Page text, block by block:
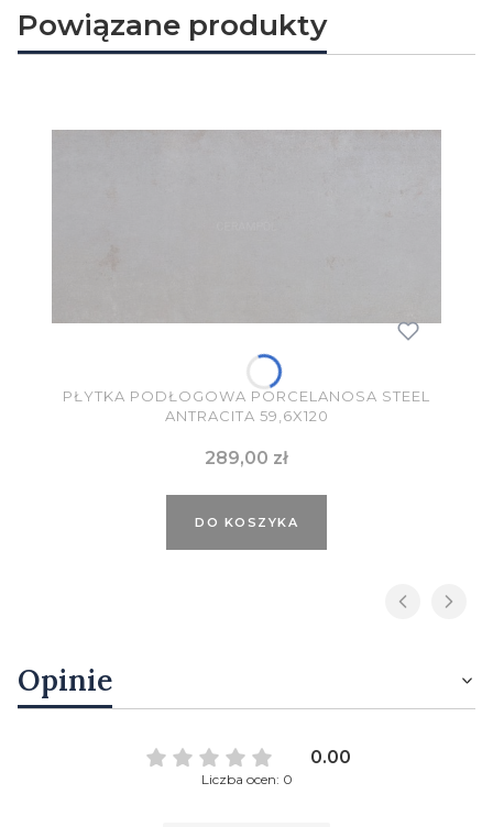
Powiązane produkty
PŁYTKA PODŁOGOWA PORCELANOSA STEEL
ANTRACITA 59,6X120
Cena
289,00 zł
DO KOSZYKA
Opinie
0.00
Liczba ocen: 0